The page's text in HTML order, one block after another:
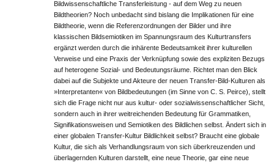
Bildwissenschaftliche Transferleistung - auf dem Weg zu neuen
Bildtheorien? Noch unbedacht sind bislang die Implikationen für eine
Bildtheorie, wenn die Referenzordnungen der Bilder und ihre
klassischen Bildsemiotiken im Spannungsraum des Kulturtransfers
ergänzt werden durch die inhärente Bedeutsamkeit ihrer kulturellen
Verweise und eine Praxis der Verknüpfung sowie des expliziten Bezugs
auf heterogene Sozial- und Bedeutungsräume. Richtet man den Blick
dabei auf die Subjekte und Akteure der neuen Transfer-Bild-Kulturen als
»Interpretanten« von Bildbedeutungen (im Sinne von C. S. Peirce), stellt
sich die Frage nicht nur aus kultur- oder sozialwissenschaftlicher Sicht,
sondern auch in ihrer weitreichenden Bedeutung für Grammatiken,
Signifikationsweisen und Semiotiken des Bildlichen selbst. Ändert sich in
einer globalen Transfer-Kultur Bildlichkeit selbst? Braucht eine globale
Kultur, die sich als Verhandlungsraum von sich überkreuzenden und
überlagernden Kulturen darstellt, eine neue Theorie, gar eine neue